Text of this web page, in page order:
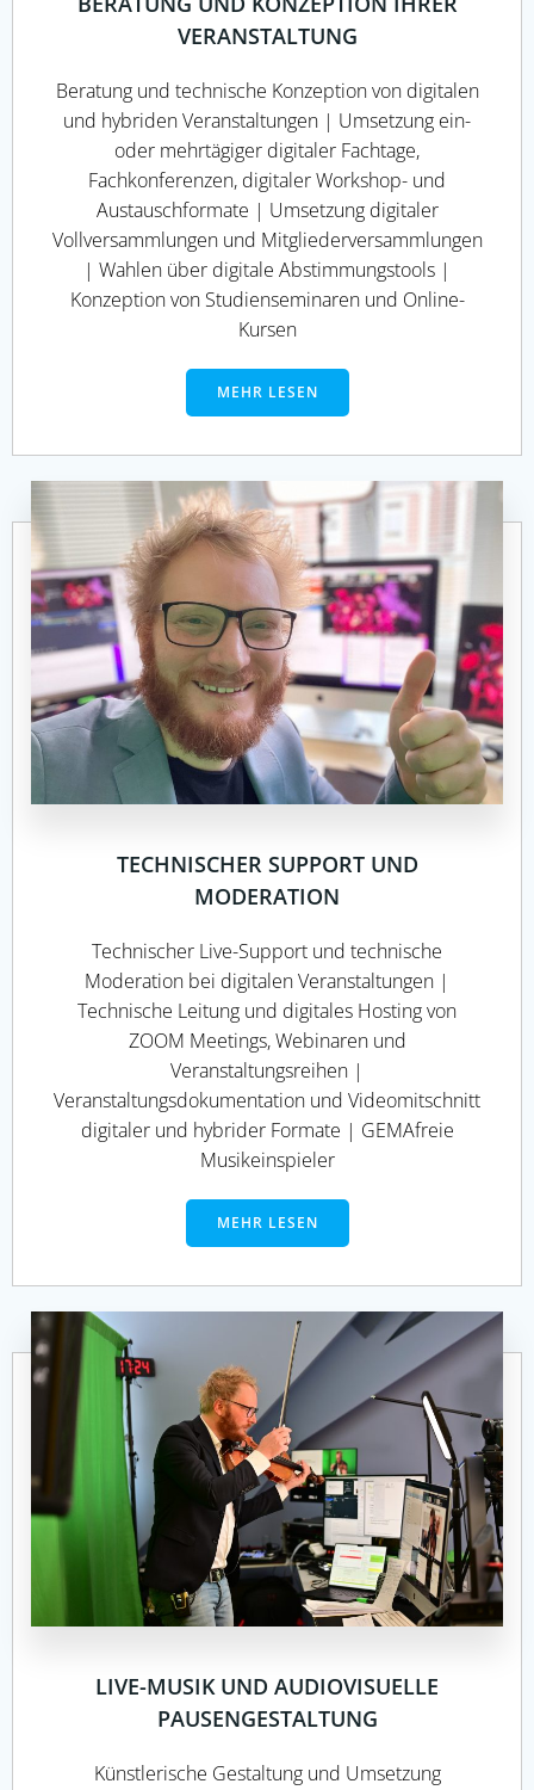
VERANSTALTUNG
Beratung und technische Konzeption von digitalen
und hybriden Veranstaltungen | Umsetzung ein-
oder mehrtägiger digitaler Fachtage,
Fachkonferenzen, digitaler Workshop- und
Austauschformate | Umsetzung digitaler
Vollversammlungen und Mitgliederversammlungen
| Wahlen über digitale Abstimmungstools |
Konzeption von Studienseminaren und Online-
Kursen
MEHR LESEN
TECHNISCHER SUPPORT UND
MODERATION
Technischer Live-Support und technische
Moderation bei digitalen Veranstaltungen |
Technische Leitung und digitales Hosting von
ZOOM Meetings, Webinaren und
Veranstaltungsreihen |
Veranstaltungsdokumentation und Videomitschnitt
digitaler und hybrider Formate | GEMAfreie
Musikeinspieler
MEHR LESEN
LIVE-MUSIK UND AUDIOVISUELLE
PAUSENGESTALTUNG
Künstlerische Gestaltung und Umsetzung